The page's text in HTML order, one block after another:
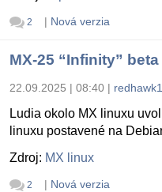
2 | Nová verzia
MX-25 “Infinity” beta
22.09.2025 | 08:40 |
Ludia okolo MX linuxu
linuxu postavené na
Zdroj: MX linux
2 | Nová verzia